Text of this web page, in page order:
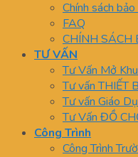
Chính sách
FAQ
CHÍNH SÁCH
TƯ VẤN
Tư Vấn Mở
Tư vấn THIẾT
Tư vấn Giáo
Tư Vấn ĐỒ
Công Trình
Công Trình